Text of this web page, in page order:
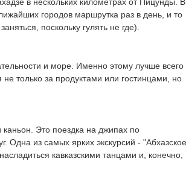
городов маршрутка раз в день, и то
поскольку гулять не где).
и море. Именно этому лучше всего
только за продуктами или гостинцами, но
Это поездка на джипах по
Одна из самых ярких экскурсий - "Абхазское
кавказскими танцами и, конечно,